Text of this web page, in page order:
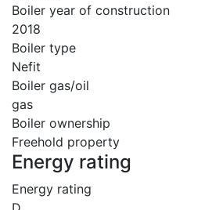
Boiler year of construction
2018
Boiler type
Nefit
Boiler gas/oil
gas
Boiler ownership
Freehold property
Energy rating
Energy rating